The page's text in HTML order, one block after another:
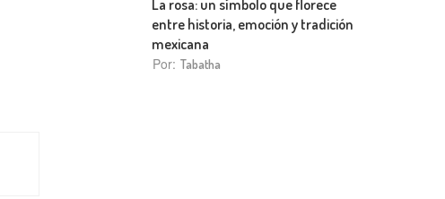
La rosa: un símbolo que florece
entre historia, emoción y tradición
mexicana
Por: Tabatha